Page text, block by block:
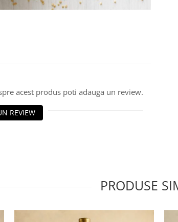
acest produs poti adauga un review.
REVIEW
PRODUSE